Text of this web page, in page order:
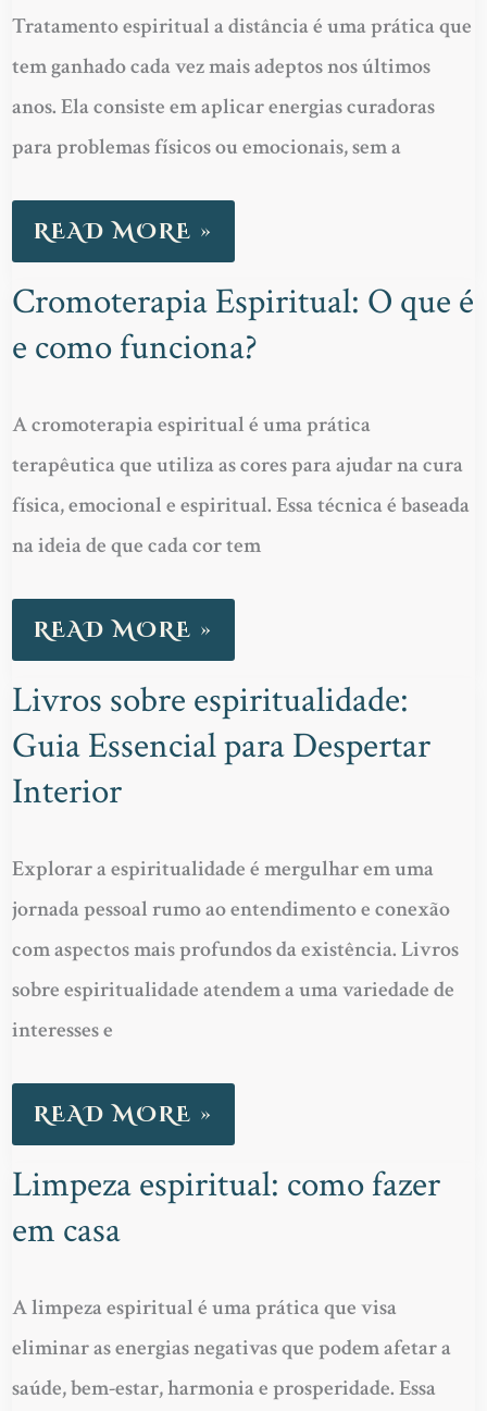
Tratamento espiritual a distância é uma prática que
tem ganhado cada vez mais adeptos nos últimos
anos. Ela consiste em aplicar energias curadoras
para problemas físicos ou emocionais, sem a
TUDO
O
QUE
VOCÊ
SABER
READ MORE »
Cromoterapia Espiritual: O que é
e como funciona?
A cromoterapia espiritual é uma prática
terapêutica que utiliza as cores para ajudar na cura
física, emocional e espiritual. Essa técnica é baseada
na ideia de que cada cor tem
CROMOTERAPIA
ESPIRITUAL:
QUE
É
E
COMO
READ MORE »
Livros sobre espiritualidade:
Guia Essencial para Despertar
Interior
Explorar a espiritualidade é mergulhar em uma
jornada pessoal rumo ao entendimento e conexão
com aspectos mais profundos da existência. Livros
sobre espiritualidade atendem a uma variedade de
interesses e
LIVROS
SOBRE
ESPIRITUALIDADE:
ESSENCIAL
PARA
DESPERTAR
INTERIOR
READ MORE »
Limpeza espiritual: como fazer
em casa
A limpeza espiritual é uma prática que visa
eliminar as energias negativas que podem afetar a
saúde, bem-estar, harmonia e prosperidade. Essa
LIMPEZA
ESPIRITUAL:
FAZER
EM
CASA